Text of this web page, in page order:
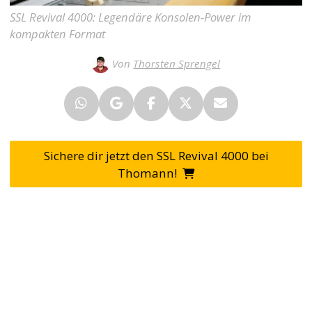
SSL Revival 4000: Legendäre Konsolen-Power im
kompakten Format
Von Thorsten Sprengel
Sichere dir jetzt den SSL Revival 4000 bei
Thomann!